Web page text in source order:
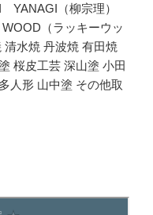
YANAGI（柳宗理）
（ラッキーウッ
清水焼 丹波焼 有田焼
桜皮工芸 深山塗 小田
人形 山中塗 その他取